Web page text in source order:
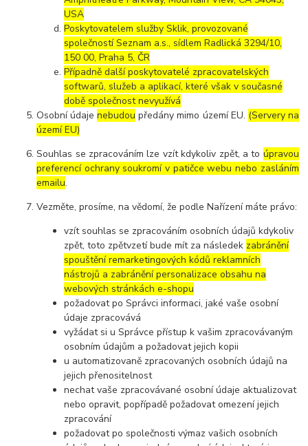
USA
Poskytovatelem služby Sklik, provozované
společností Seznam a.s., sídlem Radlická 3294/10,
150 00, Praha 5, ČR
Případně další poskytovatelé zpracovatelských
softwarů, služeb a aplikací, které však v současné
době společnost nevyužívá
Osobní údajenebudou předány mimo území EU. (Servery na
území EU)
Souhlas se zpracováním lze vzít kdykoliv zpět, a to úpravou
preferencí ochrany soukromí v patičce webu nebo zasláním
emailu.
Vezměte, prosíme, na vědomí, že podle Nařízení máte právo:
vzít souhlas se zpracováním osobních údajů kdykoliv
zpět, toto zpětvzetí bude mít za následek zabránění
spouštění remarketingových kódů reklamních
nástrojů a zabránění personalizace obsahu na
webových stránkách e-shopu
požadovat po Správci informaci, jaké vaše osobní
údaje zpracovává
vyžádat si u Správce přístup k vašim zpracovávaným
osobním údajům a požadovat jejich kopii
u automatizovaně zpracovaných osobních údajů na
jejich přenositelnost
nechat vaše zpracovávané osobní údaje aktualizovat
nebo opravit, popřípadě požadovat omezení jejich
zpracování
požadovat po společnosti výmaz vašich osobních